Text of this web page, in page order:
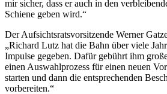
mir sicher, dass er auch in den
Schiene geben wird.“
Der Aufsichtsratsvorsitzende Werner
„Richard Lutz hat die Bahn über viele
Impulse gegeben. Dafür gebührt ihm
einen Auswahlprozess für einen neuen
starten und dann die entsprechenden
vorbereiten.“